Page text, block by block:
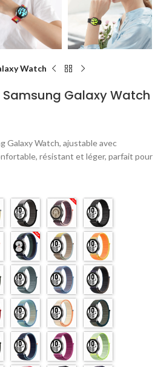
Watch
Galaxy Watch
Galaxy Watch, ajustable avec
résistant et léger, parfait pour